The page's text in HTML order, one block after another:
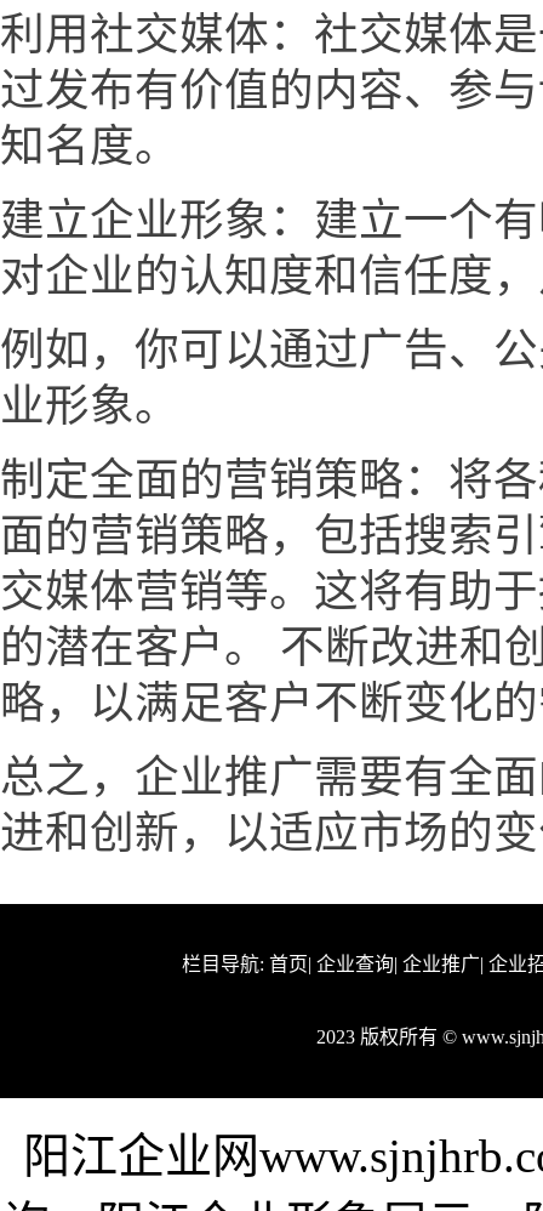
利用社交媒体：社交媒体
过发布有价值的内容、参
知名度。
建立企业形象：建立一个
对企业的认知度和信任度
例如，你可以通过广告、
业形象。
制定全面的营销策略：将
面的营销策略，包括搜索
交媒体营销等。这将有助
的潜在客户。 不断改进和
略，以满足客户不断变化
总之，企业推广需要有全
进和创新，以适应市场的
栏目导航: 首页| 企业查询| 企业推广| 企业
2023 版权所有 ©
阳江企业网